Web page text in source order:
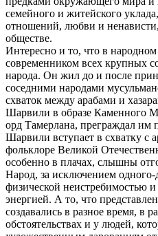
семейного и житейского
отношений, любви и
обществе.
Интересно и то, что в
современником всех крупных
народа. Он жил до и после
соседними народами
схваток между арабами и
Шарвили в образе Каменного
орд Тамерлана, преграждал им
Шарвили вступает в схватку с
фольклоре Великой
особенно в плачах, слышны
Народ, за исключением одного-
физической неистребимостью
энергией. А то, что
создавались в разное время, в
обстоятельствах и у людей,